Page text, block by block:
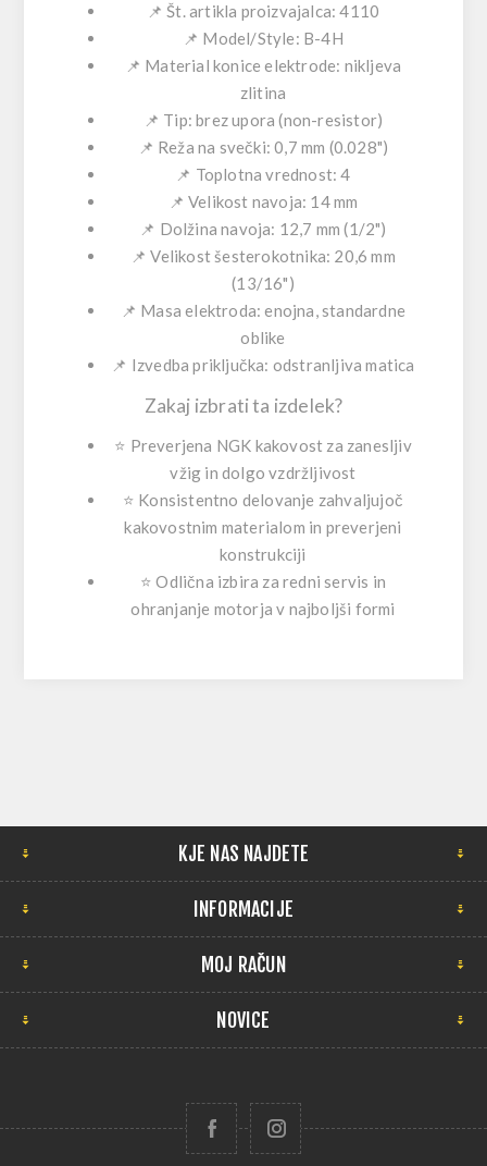
📌 Št. artikla proizvajalca: 4110
📌 Model/Style: B-4H
📌 Material konice elektrode: nikljeva
zlitina
📌 Tip: brez upora (non-resistor)
📌 Reža na svečki: 0,7 mm (0.028")
📌 Toplotna vrednost: 4
📌 Velikost navoja: 14 mm
📌 Dolžina navoja: 12,7 mm (1/2")
📌 Velikost šesterokotnika: 20,6 mm
(13/16")
📌 Masa elektroda: enojna, standardne
oblike
📌 Izvedba priključka: odstranljiva matica
Zakaj izbrati ta izdelek?
⭐ Preverjena NGK kakovost za zanesljiv
vžig in dolgo vzdržljivost
⭐ Konsistentno delovanje zahvaljujoč
kakovostnim materialom in preverjeni
konstrukciji
⭐ Odlična izbira za redni servis in
ohranjanje motorja v najboljši formi
KJE NAS NAJDETE
INFORMACIJE
MOJ RAČUN
NOVICE